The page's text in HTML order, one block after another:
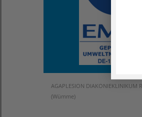
AGAPLESION
(Wümme)